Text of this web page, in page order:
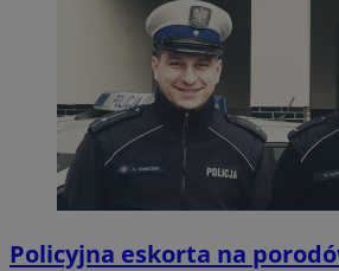
Policyjna eskorta na